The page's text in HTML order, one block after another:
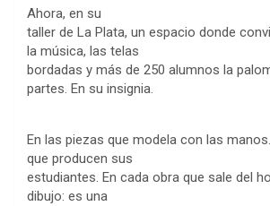
Ahora, en su
taller de La Plata, un espacio donde
la música, las telas
bordadas y más de 250 alumnos la
partes. En su insignia.
En las piezas que modela con las
que producen sus
estudiantes. En cada obra que sale del
dibujo: es una